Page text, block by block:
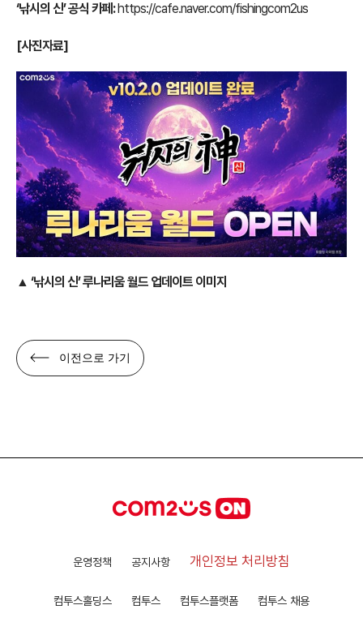
‘낚시의 신’ 공식 카페:https://cafe.naver.com/fishingcom2us
[사진자료]
▲ ‘낚시의 신’ 루나리움 월드 업데이트 이미지
이전으로 가기
운영정책 공지사항 개인정보 처리방침
컴투스홀딩스 컴투스 컴투스플랫폼 컴투스 채용